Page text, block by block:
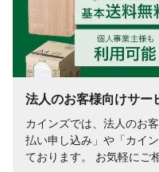
法人のお客様向けサー
カインズでは、法人のお
払い申し込み」や「カイ
ております。 お気軽にご